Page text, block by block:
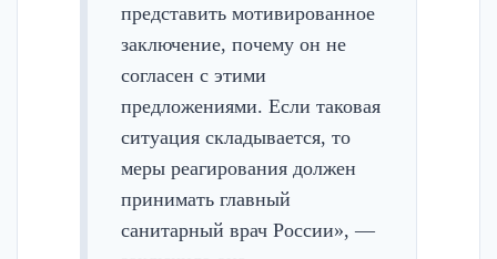
представить мотивированное
заключение, почему он не
согласен с этими
предложениями. Если таковая
ситуация складывается, то
меры реагирования должен
принимать главный
санитарный врач России», —